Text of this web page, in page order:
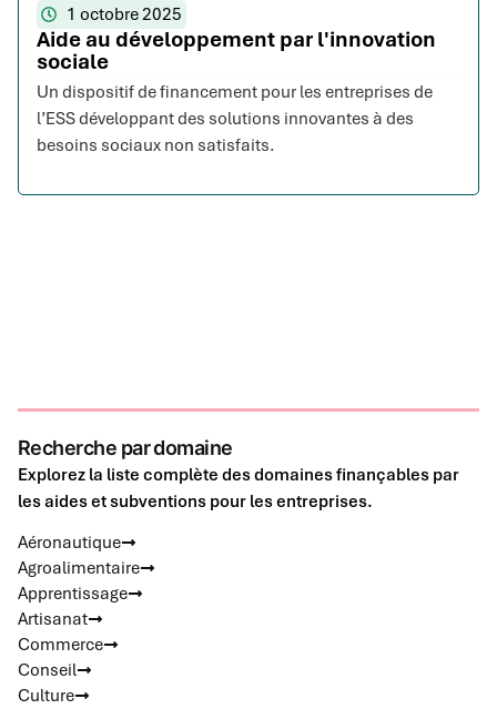
1 octobre 2025
Aide au développement par l'innovation
sociale
Un dispositif de financement pour les entreprises de
l’ESS développant des solutions innovantes à des
besoins sociaux non satisfaits.
Recherche par domaine
Explorez la liste complète des domaines finançables par
les aides et subventions pour les entreprises.
Aéronautique
Agroalimentaire
Apprentissage
Artisanat
Commerce
Conseil
Culture